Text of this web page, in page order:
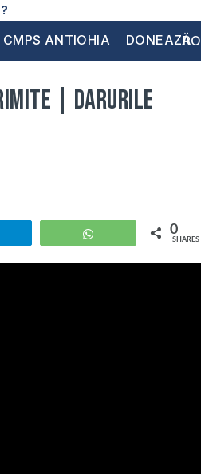
CMPS ANTIOHIA DONEAZĂRO
| Darurile
WhatsApp 0
SHARES